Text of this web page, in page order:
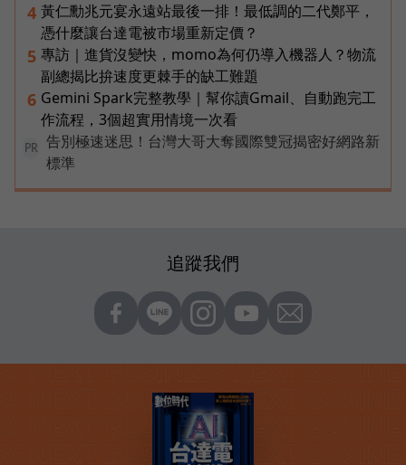
4 黃仁勳兆元宴永遠站最後一排！最低調的二代鄭平，
憑什麼讓台達電被市場重新定價？
5 專訪｜進貨沒變快，momo為何仍導入機器人？物流
副總揭比拚速度更棘手的缺工難題
6 Gemini Spark完整教學｜幫你讀Gmail、自動跑完工
作流程，3個超實用情境一次看
PR
告別極速迷思！台灣大哥大奪國際雙冠揭密好網路新
標準
追蹤我們